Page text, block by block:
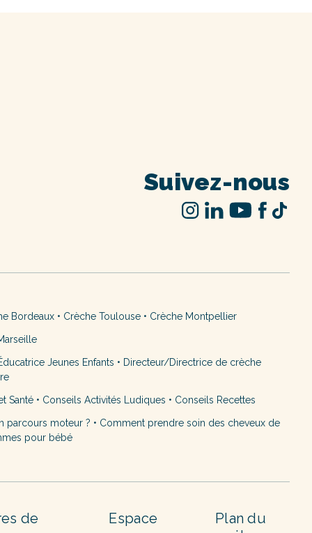
Suivez-nous
Bordeaux • Crèche Toulouse • Crèche Montpellier
Jeunes Enfants • Directeur/Directrice de crèche
Santé • Conseils Activités Ludiques • Conseils Recettes
parcours moteur ? • Comment prendre soin des cheveux de
pour bébé
de
Espace
Plan du